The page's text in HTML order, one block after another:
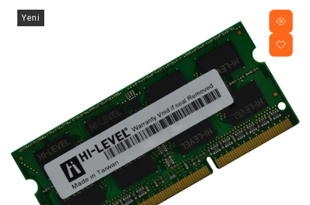
Yeni